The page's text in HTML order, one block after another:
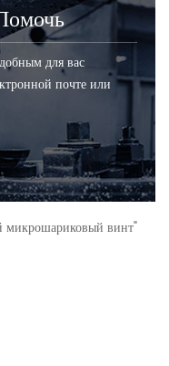
для вас
почте или
микрошариковый винт"